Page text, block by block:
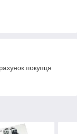
покупця